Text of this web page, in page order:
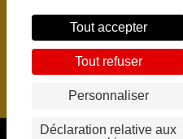
Tout accepter
Tout refuser
Personnaliser
Déclaration relative aux
DGSI - 2017 |